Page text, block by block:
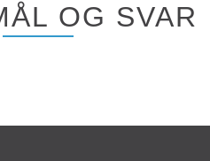
OG SVAR